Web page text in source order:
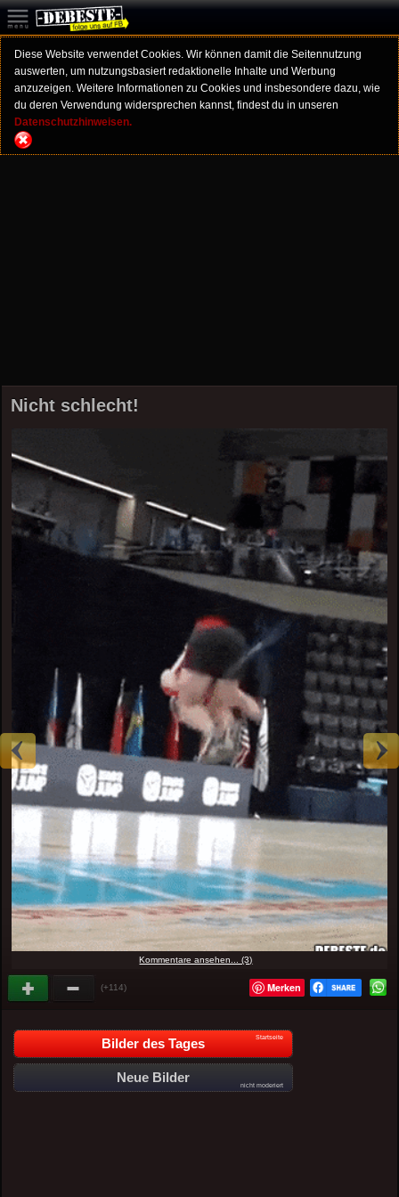
Diese Website verwendet Cookies. Wir können damit die Seitennutzung
auswerten, um nutzungsbasiert redaktionelle Inhalte und Werbung
anzuzeigen. Weitere Informationen zu Cookies und insbesondere dazu, wie
du deren Verwendung widersprechen kannst, findest du in unseren
Datenschutzhinweisen.
Nicht schlecht!
Kommentare ansehen... (3)
(+114) Merken
Bilder des Tages Startseite
Neue Bilder
nicht moderiert